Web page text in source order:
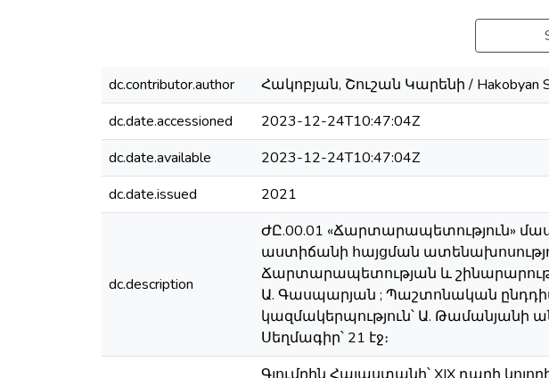
dc.contributor.author
Հակոբյան, Շուշան Կարենի / Hakobyan
dc.date.accessioned
2023-12-24T10:47:04Z
dc.date.available
2023-12-24T10:47:04Z
dc.date.issued
2021
dc.description
ԺԸ.00.01 «Ճարտարապետություն»
աստիճանի հայցման
Ճարտարապետության և
Ա. Գասպարյան ; Պաշտոնական
կազմակերպություն՝ Ա.
Սեղմագիր՝ 21 էջ։